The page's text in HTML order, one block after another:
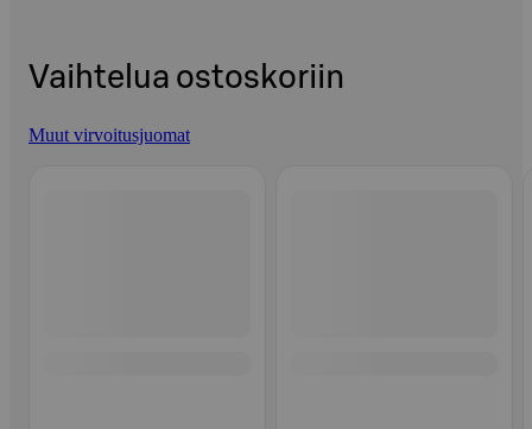
Vaihtelua ostoskoriin
Muut virvoitusjuomat